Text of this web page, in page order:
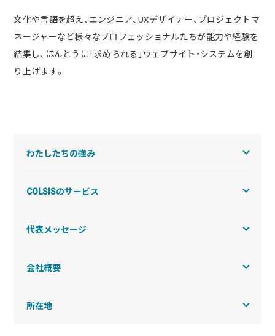
Works
実績・事例
事例紹介
Blog
ブログ
文化や言語を超え、エンジニア、UXデザイナー、プロジェクトマ
ネージャーなど様々なプロフェッショナルたちが能力や経験を
結集し、ほんとうに「求められる」ウェブサイト・システムを創
り上げます。
わたしたちの強み
COLSISのサービス
代表メッセージ
会社概要
所在地